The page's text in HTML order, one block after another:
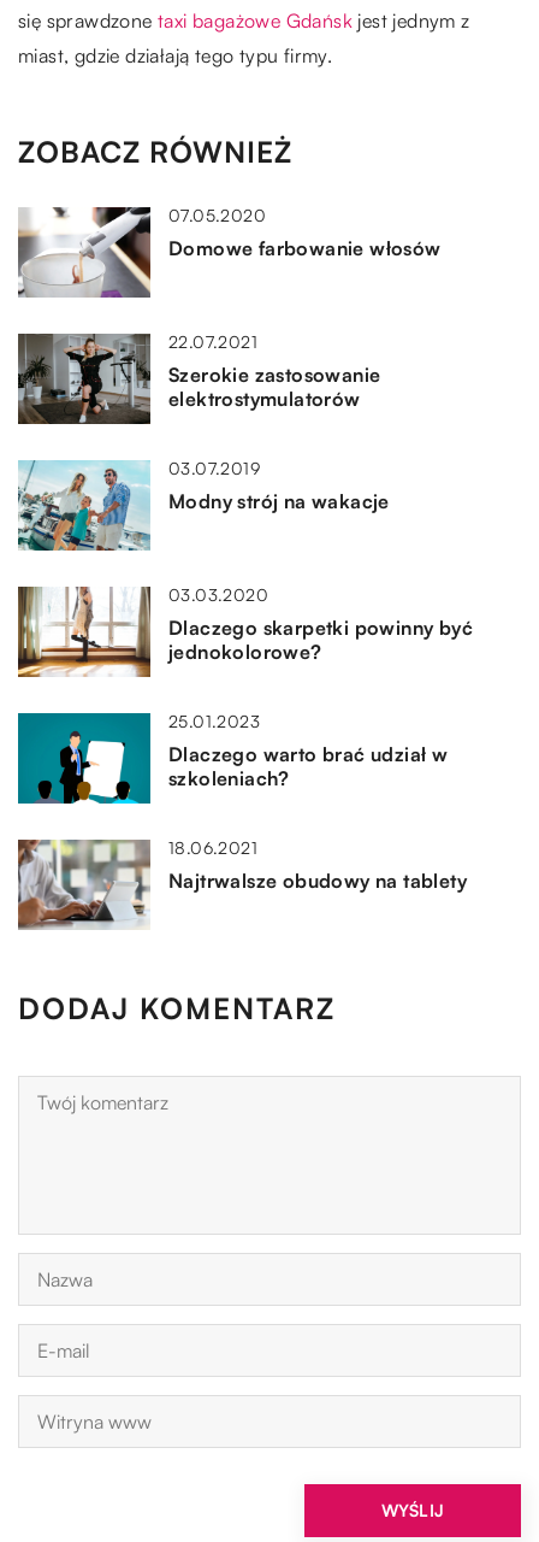
się sprawdzonetaxi bagażowe Gdańsk jest jednym z
miast, gdzie działają tego typu firmy.
ZOBACZ RÓWNIEŻ
07.05.2020
Domowe farbowanie włosów
22.07.2021
Szerokie zastosowanie
elektrostymulatorów
03.07.2019
Modny strój na wakacje
03.03.2020
Dlaczego skarpetki powinny być
jednokolorowe?
25.01.2023
Dlaczego warto brać udział w
szkoleniach?
18.06.2021
Najtrwalsze obudowy na tablety
DODAJ KOMENTARZ